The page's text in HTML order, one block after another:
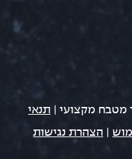
מטבח מקצועי | תנאי
הצהרת נגישות